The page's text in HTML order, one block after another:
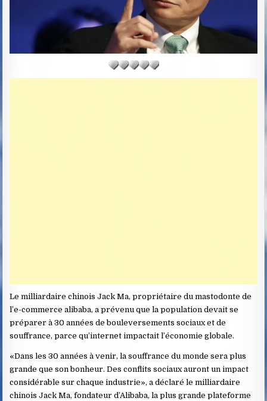
Le milliardaire chinois Jack Ma, propriétaire du mastodonte de
l’e-commerce alibaba, a prévenu que la population devait se
préparer à 30 années de bouleversements sociaux et de
souffrance, parce qu’internet impactait l’économie globale.
«Dans les 30 années à venir, la souffrance du monde sera plus
grande que son bonheur. Des conflits sociaux auront un impact
considérable sur chaque industrie», a déclaré le milliardaire
chinois Jack Ma, fondateur d’Alibaba, la plus grande plateforme